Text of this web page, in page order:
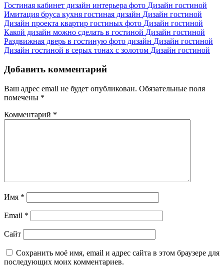
Гостиная кабинет дизайн интерьера фото Дизайн гостиной
Имитация бруса кухня гостиная дизайн Дизайн гостиной
Дизайн проекта квартир гостиных фото Дизайн гостиной
Какой дизайн можно сделать в гостиной Дизайн гостиной
Раздвижная дверь в гостиную фото дизайн Дизайн гостиной
Дизайн гостиной в серых тонах с золотом Дизайн гостиной
Добавить комментарий
Ваш адрес email не будет опубликован. Обязательные поля
помечены *
Комментарий *
Имя *
Email *
Сайт
Сохранить моё имя, email и адрес сайта в этом браузере для
последующих моих комментариев.